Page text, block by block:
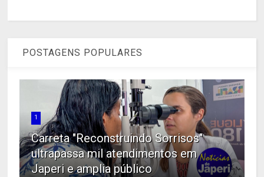
POSTAGENS POPULARES
1
Carreta "Reconstruindo Sorrisos"
ultrapassa mil atendimentos em
Japeri e amplia público